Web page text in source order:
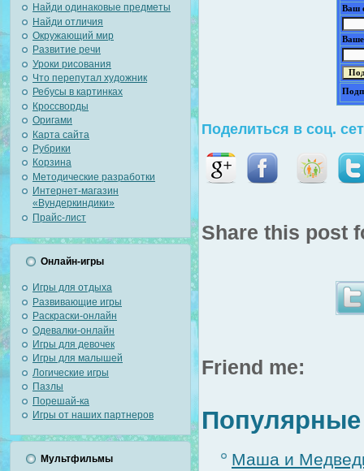
Найди одинаковые предметы
Найди отличия
Окружающий мир
Развитие речи
Уроки рисования
Что перепутал художник
Ребусы в картинках
Кроссворды
Оригами
Карта сайта
Рубрики
Корзина
Методические разработки
Интернет-магазин
«Вундеркиндики»
Прайс-лист
Онлайн-игры
Игры для отдыха
Развивающие игры
Раскраски-онлайн
Одевалки-онлайн
Игры для девочек
Игры для малышей
Логические игры
Пазлы
Порешай-ка
Игры от наших партнеров
Мультфильмы
Ваш
Поделиться в соц.
Share this post
Friend me:
Популярные
Маша и